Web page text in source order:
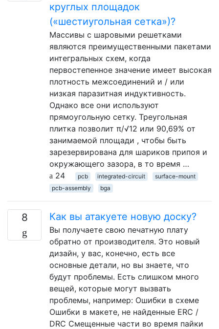
круглых площадок
(«шестиугольная сетка»)?
Массивы с шаровыми решетками
являются преимущественными пакетами
интегральных схем, когда
первостепенное значение имеет высокая
плотность межсоединений и / или
низкая паразитная индуктивность.
Однако все они используют
прямоугольную сетку. Треугольная
плитка позволит π/√12 или 90,69% от
занимаемой площади , чтобы быть
зарезервирована для шариков припоя и
окружающего зазора, в то время …
24
pcb integrated-circuit
surface-mount
pcb-assembly
bga
8 Как вы атакуете новую доску?
Вы получаете свою печатную плату
обратно от производителя. Это новый
дизайн, у вас, конечно, есть все
основные детали, но вы знаете, что
будут проблемы. Есть слишком много
вещей, которые могут вызвать
проблемы, например: Ошибки в схеме
Ошибки в макете, не найденные ERC /
DRC Смещенные части во время пайки